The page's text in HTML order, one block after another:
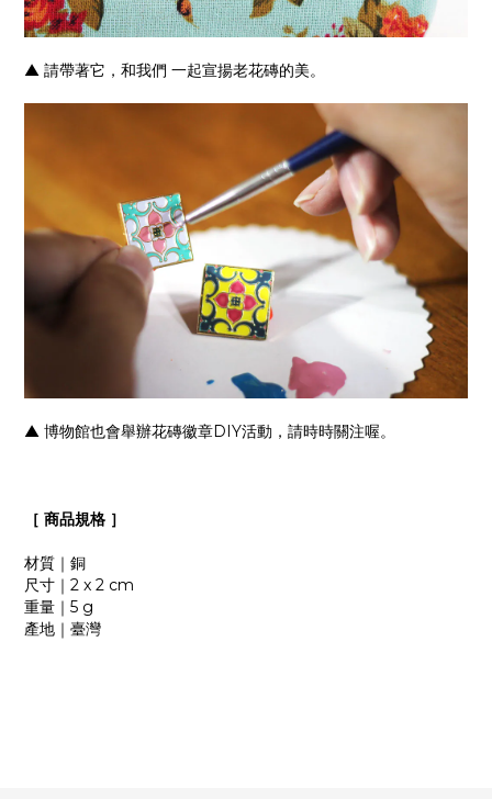
▲ 請帶著它，和我們 一起宣揚老花磚的美。
▲ 博物館也會舉辦花磚徽章DIY活動，請時時關注喔。
［ 商品規格 ］
材質｜銅
尺寸｜2 x 2 cm
重量｜5 g
產地｜臺灣